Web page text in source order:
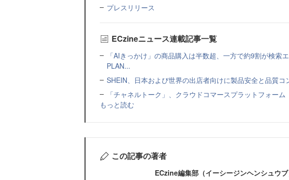
プレスリリース
ECzineニュース連載記事一覧
「AIきっかけ」の商品購入は半数超、一方で約9割が検索
PLAN...
SHEIN、日本および世界の出店者向けに製品安全と品質
「チャネルトーク」、クラウドコマースプラットフォー
もっと読む
この記事の著者
ECzine編集部（イーシージンヘンシュウブ